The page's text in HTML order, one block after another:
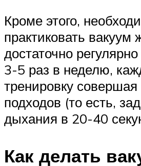
Кроме этого,
практиковать вакуум
достаточно
3-5 раз в неделю,
тренировку
подходов (то есть,
дыхания в 20-40
Как делать